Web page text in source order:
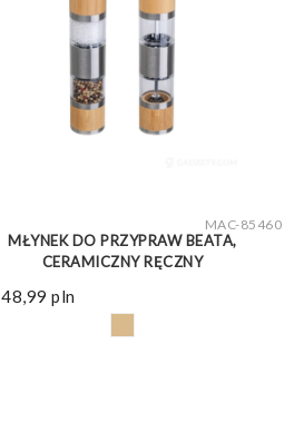
MAC-85460
MŁYNEK DO PRZYPRAW BEATA,
CERAMICZNY RĘCZNY
48,99pln